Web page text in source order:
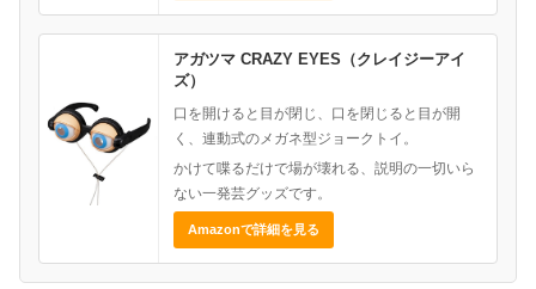
アガツマ CRAZY EYES（クレイジーアイ
ズ）
口を開けると目が閉じ、口を閉じると目が開
く、連動式のメガネ型ジョークトイ。
かけて喋るだけで場が壊れる、説明の一切いら
ない一発芸グッズです。
Amazonで詳細を見る